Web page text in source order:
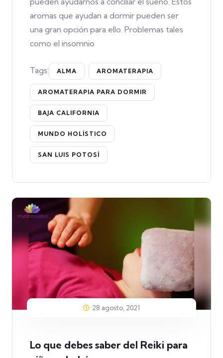
aromas que ayudan a dormir pueden ser
una gran opción para ello. Problemas tales
como el insomnio
Tags: ALMA AROMATERAPIA
AROMATERAPIA PARA DORMIR
BAJA CALIFORNIA
MUNDO HOLÍSTICO
SAN LUIS POTOSÍ
28 agosto, 2021
Lo que debes saber del Reiki para